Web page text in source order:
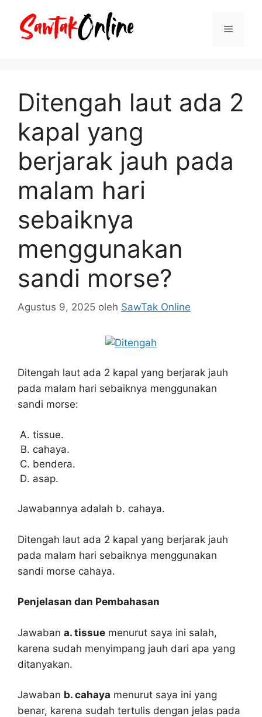
Menu
Ditengah laut ada 2
kapal yang
berjarak jauh pada
malam hari
sebaiknya
menggunakan
sandi morse?
Agustus 9, 2025 oleh SawTak Online
Ditengah laut ada 2 kapal yang berjarak jauh
pada malam hari sebaiknya menggunakan
sandi morse:
tissue.
cahaya.
bendera.
asap.
Jawabannya adalah b. cahaya.
Ditengah laut ada 2 kapal yang berjarak jauh
pada malam hari sebaiknya menggunakan
sandi morse cahaya.
Penjelasan dan Pembahasan
Jawaban a. tissue menurut saya ini salah,
karena sudah menyimpang jauh dari apa yang
ditanyakan.
Jawaban b. cahaya menurut saya ini yang
benar, karena sudah tertulis dengan jelas pada